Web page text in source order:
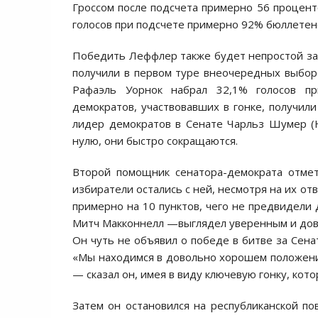
Гроссом после подсчета примерно 56
голосов при подсчете примерно 92%
Победить Леффлер также будет непростой
получили в первом туре внеочередных
Рафаэль Уорнок набрал 32,1% голосов
демократов, участвовавших в гонке,
лидер демократов в Сенате Чарльз Шумер
нулю, они быстро сокращаются.
Второй помощник сенатора-демократа
избиратели остались с ней, несмотря на их
примерно на 10 пунктов, чего не
Митч Макконнелл —выглядел уверенным и
Он чуть не объявил о победе в битве за
«Мы находимся в довольно хорошем
— сказал он, имея в виду ключевую гонку,
Затем он остановился на республиканской